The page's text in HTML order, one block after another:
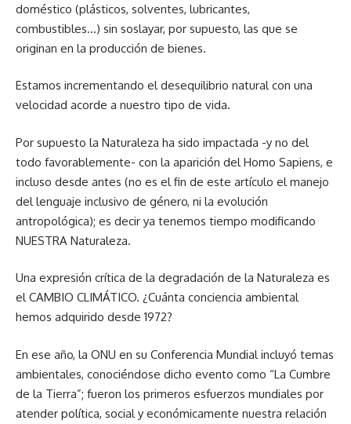
doméstico (plásticos, solventes, lubricantes,
combustibles…) sin soslayar, por supuesto, las que se
originan en la producción de bienes.
Estamos incrementando el desequilibrio natural con una
velocidad acorde a nuestro tipo de vida.
Por supuesto la Naturaleza ha sido impactada -y no del
todo favorablemente- con la aparición del Homo Sapiens, e
incluso desde antes (no es el fin de este artículo el manejo
del lenguaje inclusivo de género, ni la evolución
antropológica); es decir ya tenemos tiempo modificando
NUESTRA Naturaleza.
Una expresión crítica de la degradación de la Naturaleza es
el CAMBIO CLIMÁTICO. ¿Cuánta conciencia ambiental
hemos adquirido desde 1972?
En ese año, la ONU en su Conferencia Mundial incluyó temas
ambientales, conociéndose dicho evento como “La Cumbre
de la Tierra”; fueron los primeros esfuerzos mundiales por
atender política, social y económicamente nuestra relación